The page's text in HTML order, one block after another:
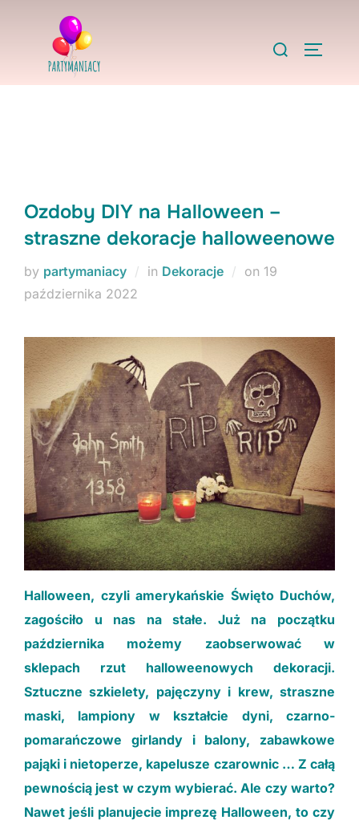
Search
Ozdoby DIY na Halloween –
straszne dekoracje halloweenowe
by partymaniacy in Dekoracje on Posted
19
października 2022
Halloween, czyli amerykańskie Święto Duchów,
zagościło u nas na stałe. Już na początku
października możemy zaobserwować w
sklepach rzut halloweenowych dekoracji.
Sztuczne szkielety, pajęczyny i krew, straszne
maski, lampiony w kształcie dyni, czarno-
pomarańczowe girlandy i balony, zabawkowe
pająki i nietoperze, kapelusze czarownic … Z całą
pewnością jest w czym wybierać. Ale czy warto?
Nawet jeśli planujecie imprezę Halloween, to czy
Niezbędne
Te ciasteczka
nie są
opcjonalne. Są
konieczne do
funkcjonowania
strony.
Statystyki
Potrzebujemy
tych
ciasteczek, aby
stale polepszać
funkcjonalności
naszej strony.
Doświadczenia
Aby nasza strona
działała jak
najlepiej podczas
Twojej wizyty.